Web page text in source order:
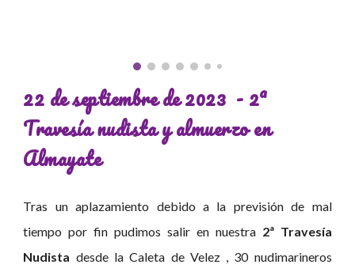
22 de septiembre de 2023 - 2ª
Travesía nudista y almuerzo en
Almayate
Tras un aplazamiento debido a la previsión de mal
tiempo por fin pudimos salir en nuestra 2ª Travesía
Nudista desde la Caleta de Velez , 30 nudimarineros